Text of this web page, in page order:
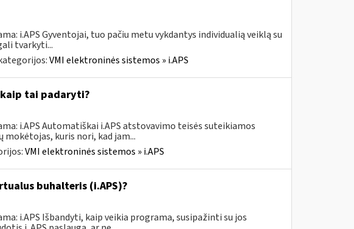
i.APS Gyventojai, tuo pačiu metu vykdantys individualią veiklą su
tvarkyti...
VMI elektroninės sistemos » i.APS
tai padaryti?
i.APS Automatiškai i.APS atstovavimo teisės suteikiamos
mokėtojas, kuris nori, kad jam...
VMI elektroninės sistemos » i.APS
buhalteris (i.APS)?
i.APS Išbandyti, kaip veikia programa, susipažinti su jos